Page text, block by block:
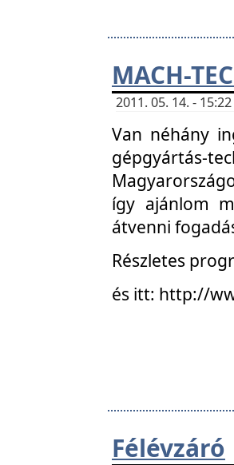
MACH-
2011. 05. 14. -
Van néhány
gépgyártás-
így ajánlom
átvenni
Részletes
és itt: http://
Félévzáró